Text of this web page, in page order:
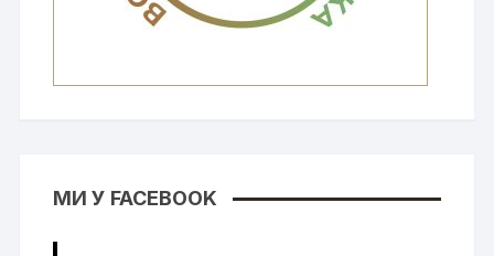
МИ У FACEBOOK